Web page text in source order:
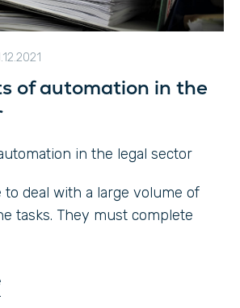
of automation in the
in the legal sector
to deal with a large volume of
tasks. They must complete